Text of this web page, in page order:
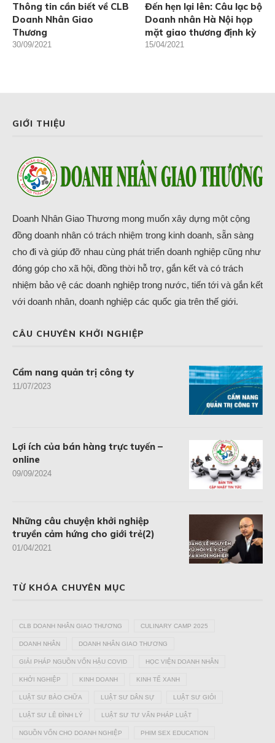
Thông tin cần biết về CLB
Doanh Nhân Giao
Thương
30/09/2021
Đến hẹn lại lên: Câu lạc bộ
Doanh nhân Hà Nội họp
mặt giao thương định kỳ
15/04/2021
GIỚI THIỆU
Doanh Nhân Giao Thương mong muốn xây dựng một cộng
đồng doanh nhân có trách nhiệm trong kinh doanh, sẵn sàng
cho đi và giúp đỡ nhau cùng phát triển doanh nghiệp cũng như
đóng góp cho xã hội, đồng thời hỗ trợ, gắn kết và có trách
nhiệm bảo vệ các doanh nghiệp trong nước, tiến tới và gắn kết
với doanh nhân, doanh nghiệp các quốc gia trên thế giới.
CÂU CHUYÊN KHỞI NGHIỆP
Cẩm nang quản trị công ty
11/07/2023
Lợi ích của bán hàng trực tuyến –
online
09/09/2024
Những câu chuyện khởi nghiệp
truyền cảm hứng cho giới trẻ(2)
01/04/2021
TỪ KHÓA CHUYÊN MỤC
CLB DOANH NHÂN GIAO THƯƠNG CULINARY CAMP 2025
DOANH NHÂN DOANH NHÂN GIAO THƯƠNG
GIẢI PHÁP NGUỒN VỐN HẬU COVID HỌC VIỆN DOANH NHÂN
KHỞI NGHIỆP KINH DOANH KINH TẾ XANH
LUẬT SƯ BÀO CHỮA LUẬT SƯ DÂN SỰ LUẬT SƯ GIỎI
LUẬT SƯ LÊ ĐÌNH LÝ LUẬT SƯ TƯ VẤN PHÁP LUẬT
NGUỒN VỐN CHO DOANH NGHIỆP PHIM SEX EDUCATION